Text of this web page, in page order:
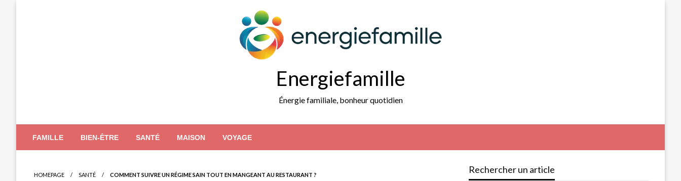
Energiefamille
Énergie familiale, bonheur quotidien
FAMILLE BIEN-ÊTRE SANTÉ MAISON VOYAGE
HOMEPAGE SANTÉ COMMENT SUIVRE UN RÉGIME SAIN TOUT EN MANGEANT AU RESTAURANT ? Rechercher un article